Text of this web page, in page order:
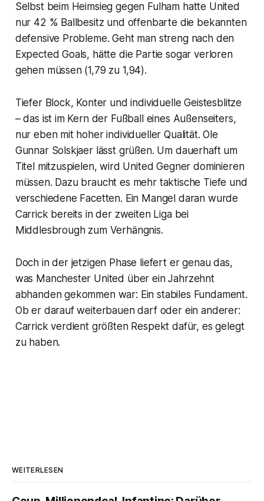
Selbst beim Heimsieg gegen Fulham hatte United
nur 42 % Ballbesitz und offenbarte die bekannten
defensive Probleme. Geht man streng nach den
Expected Goals, hätte die Partie sogar verloren
gehen müssen (1,79 zu 1,94).
Tiefer Block, Konter und individuelle Geistesblitze
– das ist im Kern der Fußball eines Außenseiters,
nur eben mit hoher individueller Qualität. Ole
Gunnar Solskjaer lässt grüßen. Um dauerhaft um
Titel mitzuspielen, wird United Gegner dominieren
müssen. Dazu braucht es mehr taktische Tiefe und
verschiedene Facetten. Ein Mangel daran wurde
Carrick bereits in der zweiten Liga bei
Middlesbrough zum Verhängnis.
Doch in der jetzigen Phase liefert er genau das,
was Manchester United über ein Jahrzehnt
abhanden gekommen war: Ein stabiles Fundament.
Ob er darauf weiterbauen darf oder ein anderer:
Carrick verdient größten Respekt dafür, es gelegt
zu haben.
WEITERLESEN